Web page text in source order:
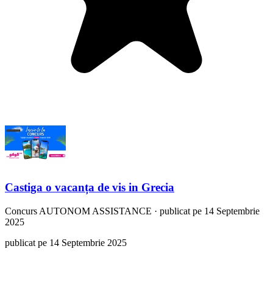
Castiga o vacanța de vis in Grecia
Concurs AUTONOM ASSISTANCE · publicat pe 14 Septembrie
2025
publicat pe 14 Septembrie 2025